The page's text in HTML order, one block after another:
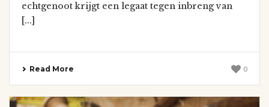
echtgenoot krijgt een legaat tegen inbreng van
[...]
Read More 0